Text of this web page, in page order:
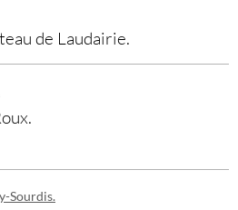
de Laudairie.